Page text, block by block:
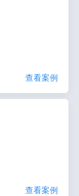
查看案例
查看案例